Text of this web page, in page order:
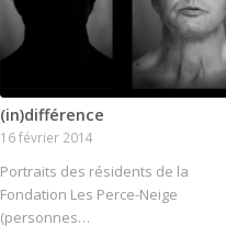
(in)différence
16 février 2014
Portraits des résidents de la
Fondation Les Perce-Neige
(personnes…